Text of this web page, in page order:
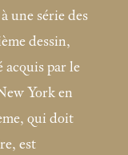
une série des
dessin,
acquis par le
York en
qui doit
est